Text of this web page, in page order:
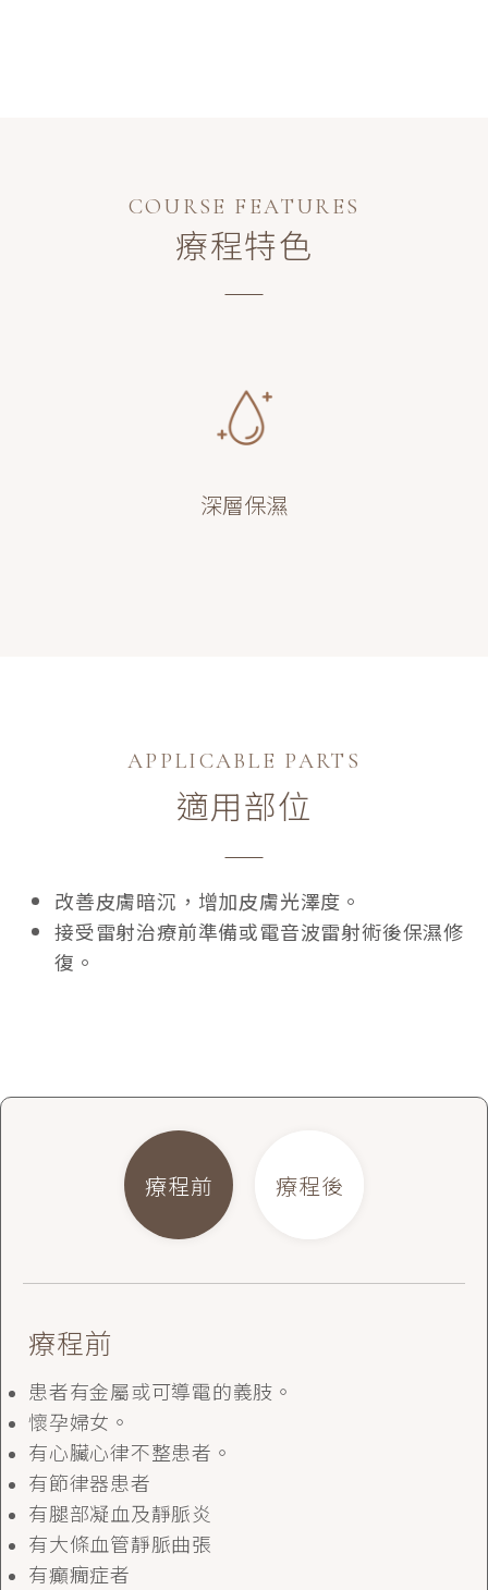
COURSE FEATURES
療程特色
深層保濕
APPLICABLE PARTS
適用部位
改善皮膚暗沉，增加皮膚光澤度。
接受雷射治療前準備或電音波雷射術後保濕修
復。
療程前 療程後
療程前
患者有金屬或可導電的義肢。
懷孕婦女。
有心臟心律不整患者。
有節律器患者
有腿部凝血及靜脈炎
有大條血管靜脈曲張
有癲癇症者
導入的療程可以每週進行一至二次， 儀器導入時
會有很輕微的溫熱感。
導入後4小時不要洗臉，有利於保養品的吸收，
可塗上修護保濕產品。
療程溫和並無特別副作用。
術後仍需持續作好日常保濕保養與防曬，才能使